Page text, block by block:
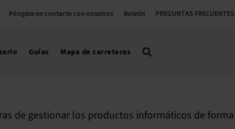
Póngase en contacto con nosotros Boletín PREGUNTAS FRECUENTES
Guías Mapa de carreteras